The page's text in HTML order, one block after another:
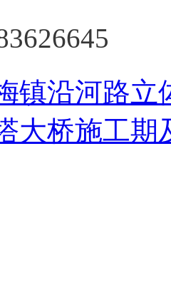
镇沿河路立
大桥施工期